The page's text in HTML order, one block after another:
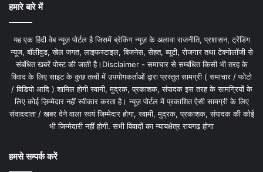
हमारे बारे में
यह एक हिंदी वेब न्यूज़ पोर्टल है जिसमें ब्रेकिंग न्यूज़ के अलावा राजनीति, प्रशासन, ट्रेंडिंग
न्यूज, बॉलीवुड, खेल जगत, लाइफस्टाइल, बिजनेस, सेहत, ब्यूटी, रोजगार तथा टेक्नोलॉजी से
संबंधित खबरें पोस्ट की जाती है।Disclaimer - समाचार से सम्बंधित किसी भी तरह के
विवाद के लिए साइट के कुछ तत्वों में उपयोगकर्ताओं द्वारा प्रस्तुत सामग्री ( समाचार / फोटो
/ विडियो आदि ) शामिल होगी स्वामी, मुद्रक, प्रकाशक, संपादक इस तरह के सामग्रियों के
लिए कोई ज़िम्मेदार नहीं स्वीकार करता है। न्यूज़ पोर्टल में प्रकाशित ऐसी सामग्री के लिए
संवाददाता / खबर देने वाला स्वयं जिम्मेदार होगा, स्वामी, मुद्रक, प्रकाशक, संपादक की कोई
भी जिम्मेदारी नहीं होगी. सभी विवादों का न्यायक्षेत्र रायगढ़ होगा
हमसे सम्पर्क करें